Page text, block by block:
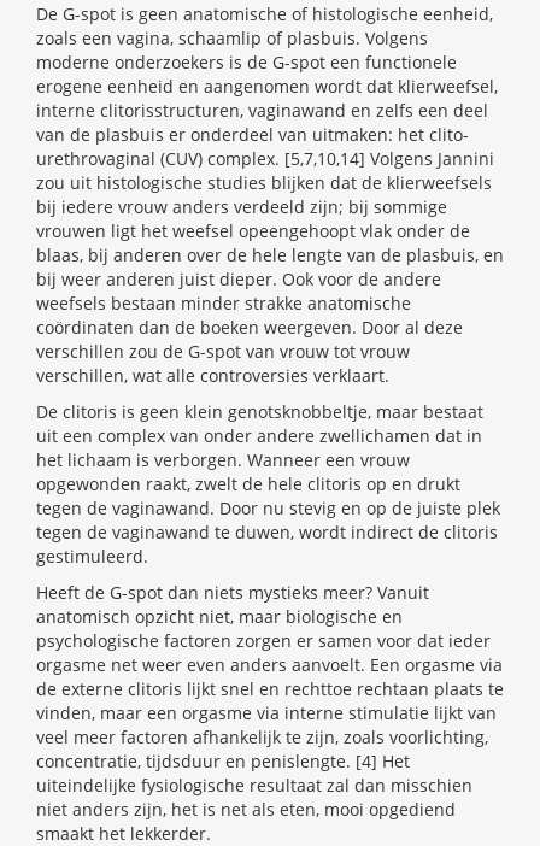
De G-spot is geen anatomische of histologische eenheid,
zoals een vagina, schaamlip of plasbuis. Volgens
moderne onderzoekers is de G-spot een functionele
erogene eenheid en aangenomen wordt dat klierweefsel,
interne clitorisstructuren, vaginawand en zelfs een deel
van de plasbuis er onderdeel van uitmaken: het clito-
urethrovaginal (CUV) complex. [5,7,10,14] Volgens Jannini
zou uit histologische studies blijken dat de klierweefsels
bij iedere vrouw anders verdeeld zijn; bij sommige
vrouwen ligt het weefsel opeengehoopt vlak onder de
blaas, bij anderen over de hele lengte van de plasbuis, en
bij weer anderen juist dieper. Ook voor de andere
weefsels bestaan minder strakke anatomische
coördinaten dan de boeken weergeven. Door al deze
verschillen zou de G-spot van vrouw tot vrouw
verschillen, wat alle controversies verklaart.
De clitoris is geen klein genotsknobbeltje, maar bestaat
uit een complex van onder andere zwellichamen dat in
het lichaam is verborgen. Wanneer een vrouw
opgewonden raakt, zwelt de hele clitoris op en drukt
tegen de vaginawand. Door nu stevig en op de juiste plek
tegen de vaginawand te duwen, wordt indirect de clitoris
gestimuleerd.
Heeft de G-spot dan niets mystieks meer? Vanuit
anatomisch opzicht niet, maar biologische en
psychologische factoren zorgen er samen voor dat ieder
orgasme net weer even anders aanvoelt. Een orgasme via
de externe clitoris lijkt snel en rechttoe rechtaan plaats te
vinden, maar een orgasme via interne stimulatie lijkt van
veel meer factoren afhankelijk te zijn, zoals voorlichting,
concentratie, tijdsduur en penislengte. [4] Het
uiteindelijke fysiologische resultaat zal dan misschien
niet anders zijn, het is net als eten, mooi opgediend
smaakt het lekkerder.